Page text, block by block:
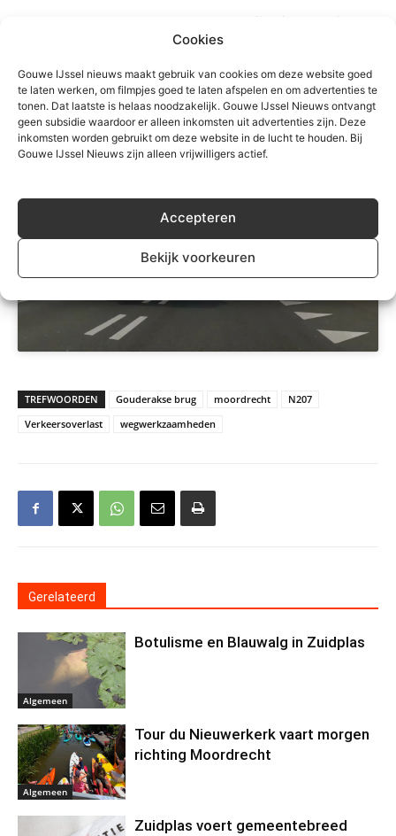
Cookies
Gouwe IJssel nieuws maakt gebruik van cookies om deze website goed
te laten werken, om filmpjes goed te laten afspelen en om advertenties te
tonen. Dat laatste is helaas noodzakelijk. Gouwe IJssel Nieuws ontvangt
geen subsidie waardoor er alleen inkomsten uit advertenties zijn. Deze
inkomsten worden gebruikt om deze website in de lucht te houden. Bij
Gouwe IJssel Nieuws zijn alleen vrijwilligers actief.
Accepteren
Bekijk voorkeuren
De wegwerkzaamheden op de N207 zijn niet de enige
oorzaak van de verkeersoverlast. Ook de afsluiting van
de afrit Gouda en ongevalsonderzoek op de
Burgemeester Van Reenensingel veroorzaakte
verkeershinder. In de onderstaande video een impressie.
Klik om marketing cookies te accepteren
en deze inhoud in te schakelen
TREFWOORDEN Gouderakse brug moordrecht
N207
Verkeersoverlast
wegwerkzaamheden
Gerelateerd
Algemeen
Botulisme en Blauwalg in Zuidplas
Algemeen
Tour du Nieuwerkerk vaart morgen
richting Moordrecht
Zuidplas voert gemeentebreed